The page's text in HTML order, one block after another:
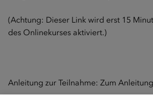
(Achtung: Dieser Link wird erst 15
des Onlinekurses aktiviert.)
Anleitung zur Teilnahme: Zum